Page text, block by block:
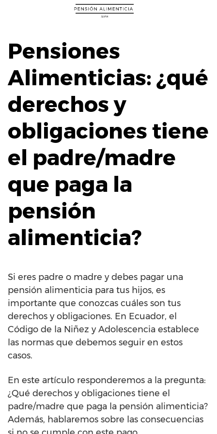
Pensiones
Alimenticias: ¿qué
derechos y
obligaciones tiene
el padre/madre
que paga la
pensión
alimenticia?
Si eres padre o madre y debes pagar una
pensión alimenticia para tus hijos, es
importante que conozcas cuáles son tus
derechos y obligaciones. En Ecuador, el
Código de la Niñez y Adolescencia establece
las normas que debemos seguir en estos
casos.
En este artículo responderemos a la pregunta:
¿Qué derechos y obligaciones tiene el
padre/madre que paga la pensión alimenticia?
Además, hablaremos sobre las consecuencias